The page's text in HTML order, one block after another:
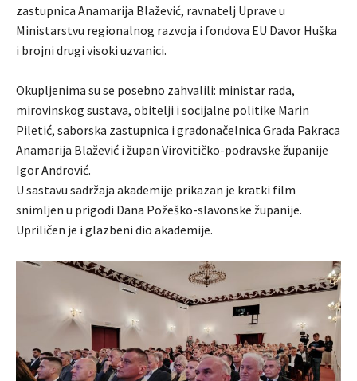
zastupnica Anamarija Blažević, ravnatelj Uprave u
Ministarstvu regionalnog razvoja i fondova EU Davor Huška
i brojni drugi visoki uzvanici.
Okupljenima su se posebno zahvalili: ministar rada,
mirovinskog sustava, obitelji i socijalne politike Marin
Piletić, saborska zastupnica i gradonačelnica Grada Pakraca
Anamarija Blažević i župan Virovitičko-podravske županije
Igor Andrović.
U sastavu sadržaja akademije prikazan je kratki film
snimljen u prigodi Dana Požeško-slavonske županije.
Upriličen je i glazbeni dio akademije.